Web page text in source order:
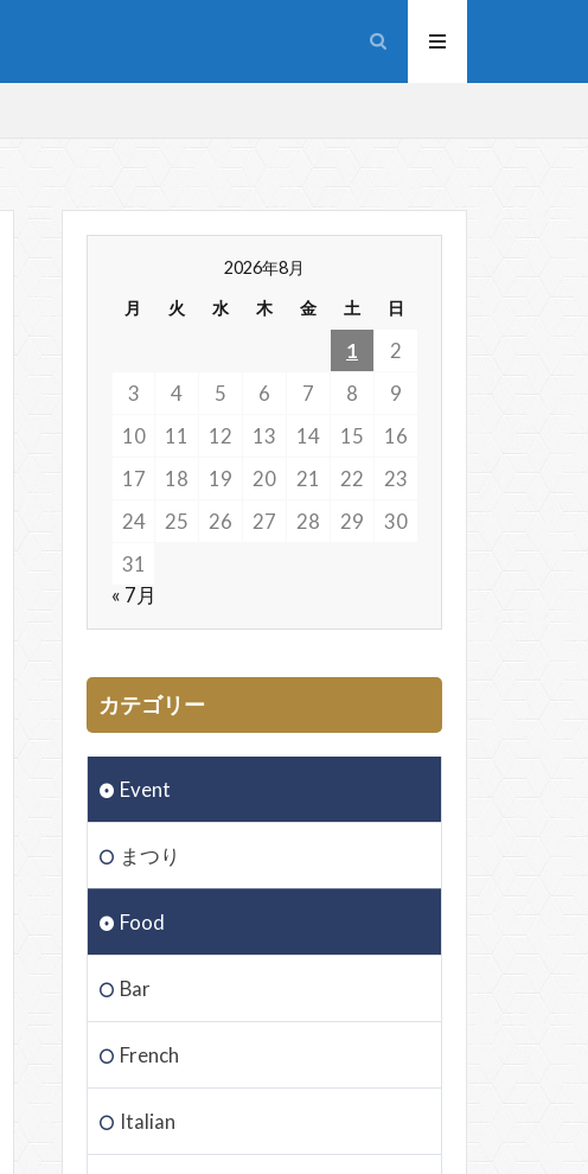
2026年8月
月
火 水 木 金 土 日
1
2
3
4 5 6 7 8
9
10
11 12 13 14 15
16
17
18 19 20 21 22
23
24
25 26 27 28 29
30
31
« 7月
カテゴリー
Event
まつり
Food
Bar
French
Italian